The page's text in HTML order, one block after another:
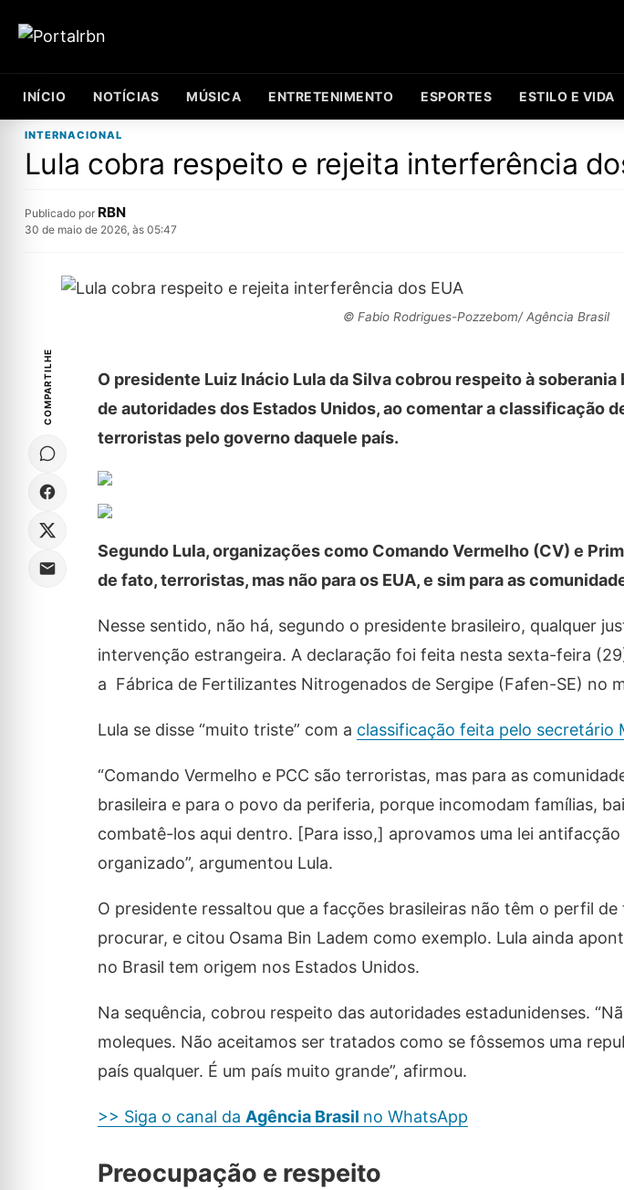
INÍCIO NOTÍCIAS MÚSICA ENTRETENIMENTO ESPORTES ESTILO E VIDA
INTERNACIONAL
Lula cobra respeito e rejeita interferência
Publicado por RBN
30 de maio de 2026, às 05:47
© Fabio Rodrigues-Pozzebom/ Agência Brasil
COMPARTILHE
O presidente Luiz Inácio Lula da Silva cobrou respeito à
de autoridades dos Estados Unidos, ao comentar a classificação
terroristas pelo governo daquele país.
Segundo Lula, organizações como Comando Vermelho (CV) e
de fato, terroristas, mas não para os EUA, e sim para as
Nesse sentido, não há, segundo o presidente brasileiro, qualquer
intervenção estrangeira. A declaração foi feita nesta sexta-feira
a Fábrica de Fertilizantes Nitrogenados de Sergipe (Fafen-SE) no
Lula se disse “muito triste” com a classificação feita pelo secretário
“Comando Vermelho e PCC são terroristas, mas para as
brasileira e para o povo da periferia, porque incomodam famílias,
combatê-los aqui dentro. [Para isso,] aprovamos uma lei
organizado”, argumentou Lula.
O presidente ressaltou que a facções brasileiras não têm o perfil
procurar, e citou Osama Bin Ladem como exemplo. Lula ainda
no Brasil tem origem nos Estados Unidos.
Na sequência, cobrou respeito das autoridades estadunidenses.
moleques. Não aceitamos ser tratados como se fôssemos uma
país qualquer. É um país muito grande”, afirmou.
>> Siga o canal da Agência Brasil no WhatsApp
Preocupação e respeito